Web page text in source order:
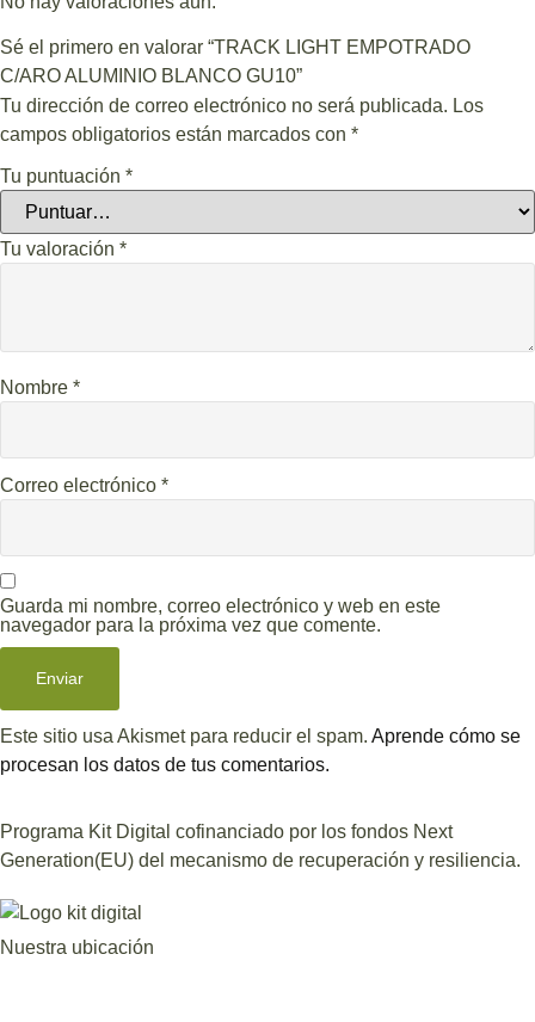
Sé el primero en valorar “TRACK LIGHT EMPOTRADO
C/ARO ALUMINIO BLANCO GU10”
Tu dirección de correo electrónico no será publicada. Los
campos obligatorios están marcados con *
Tu puntuación *
Tu valoración *
Nombre *
Correo electrónico *
Guarda mi nombre, correo electrónico y web en este
navegador para la próxima vez que comente.
Este sitio usa Akismet para reducir el spam. Aprende cómo se
procesan los datos de tus comentarios.
Programa Kit Digital cofinanciado por los fondos Next
Generation(EU) del mecanismo de recuperación y resiliencia.
Nuestra ubicación